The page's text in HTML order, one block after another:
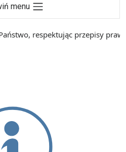
menu
respektując przepisy